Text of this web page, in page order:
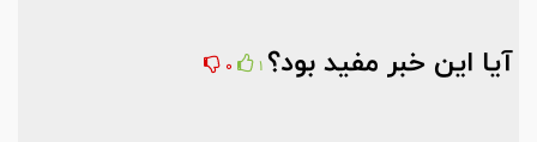
آیا این خبر مفید بود؟1
0